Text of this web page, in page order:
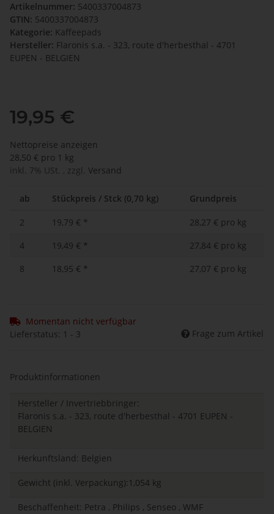
Artikelnummer: 5400337004873
GTIN: 5400337004873
Kategorie: Kaffeepads
Hersteller: Flaronis s.a. - 323, route d'herbesthal - 4701
EUPEN - BELGIEN
19,95 €
Nettopreise anzeigen
28,50 € pro 1 kg
inkl. 7% USt. , zzgl. Versand
ab Stückpreis / Stck (0,70 kg) Grundpreis
2 19,79 € *
28,27 € pro kg
4
19,49 € *
27,84 € pro kg
8
18,95 € * 27,07 € pro kg
Momentan nicht verfügbar
Lieferstatus: 1 - 3
Frage zum Artikel
Produktinformationen
Hersteller / Invertriebbringer:
Flaronis s.a. - 323, route d'herbesthal - 4701 EUPEN -
BELGIEN
Herkunftsland: Belgien
Gewicht (inkl. Verpackung):1,054 kg
Beschaffenheit: Petra , Philips , Senseo , WMF